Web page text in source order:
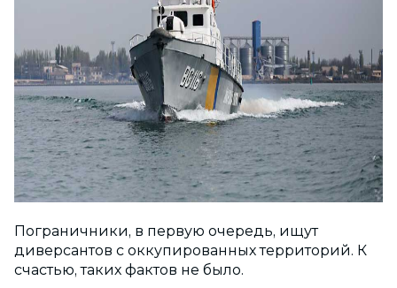
Пограничники, в первую очередь, ищут
диверсантов с оккупированных территорий. К
счастью, таких фактов не было.